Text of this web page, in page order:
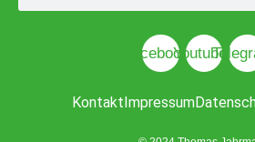
FacebookYoutube
KontaktImpressum